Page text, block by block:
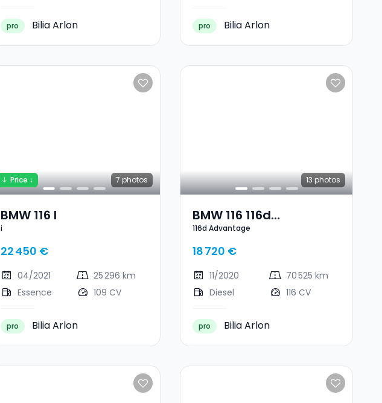
pro Bilia Arlon pro Bilia Arlon
7 photos
Price ↓
BMW 116 I
i
22 450 €
04/2021
25 296 km
Essence
109 CV
pro Bilia Arlon
13 photos
BMW 116 116d
Advantage
116d Advantage
18 720 €
11/2020
70 525 km
Diesel
116 CV
pro Bilia Arlon